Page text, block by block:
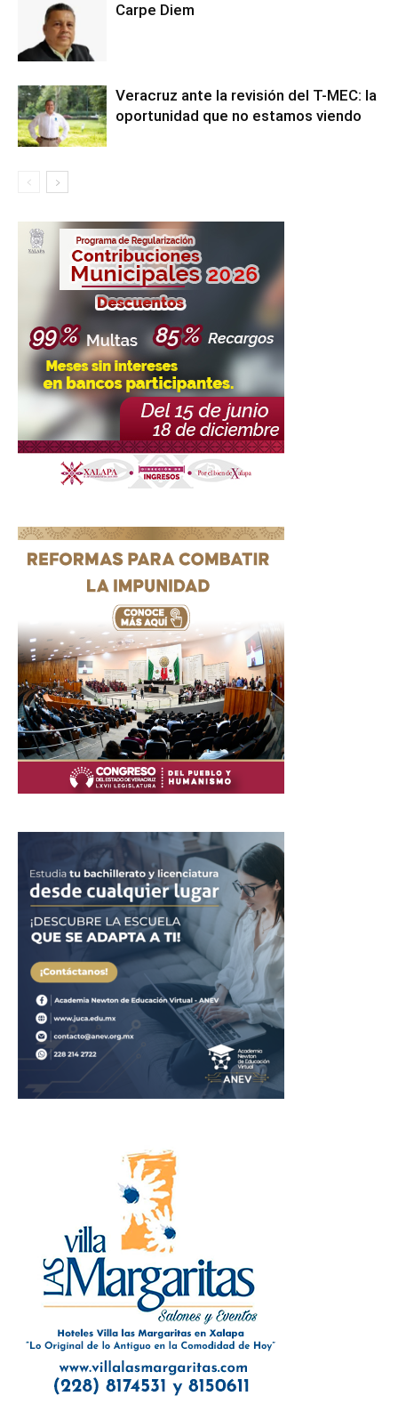
Carpe Diem
Veracruz ante la revisión del T-MEC: la
oportunidad que no estamos viendo